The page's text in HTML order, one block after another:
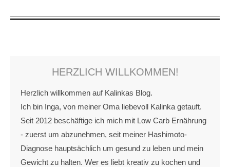
HERZLICH WILLKOMMEN!
Herzlich willkommen auf Kalinkas Blog.
Ich bin Inga, von meiner Oma liebevoll Kalinka getauft.
Seit 2012 beschäftige ich mich mit Low Carb Ernährung
- zuerst um abzunehmen, seit meiner Hashimoto-
Diagnose hauptsächlich um gesund zu leben und mein
Gewicht zu halten. Wer es liebt kreativ zu kochen und